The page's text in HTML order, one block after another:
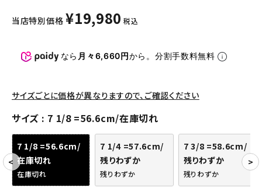
その他バッグ類
パンツ・ショーツ
COLLABORATION BRAND
SEASON
CONTENTS
当店特別価格 ¥19,980 税込
なら 月々6,660円から。分割手数料無料
サイズごとに価格が異なりますので、ご確認ください
サイズ 7 1/8 =56.6cm/在庫切れ
7 1/8 =56.6cm/
在庫切れ
在庫切れ
7 1/4 =57.6cm/
残りわずか
残りわずか
7 3/8 =58.6cm/
残りわずか
残りわずか